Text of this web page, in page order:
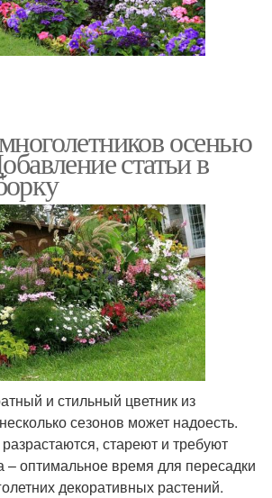
осенью
статьи в
и стильный цветник из
сезонов может надоесть.
стареют и требуют
– оптимальное время для пересадки
декоративных растений.